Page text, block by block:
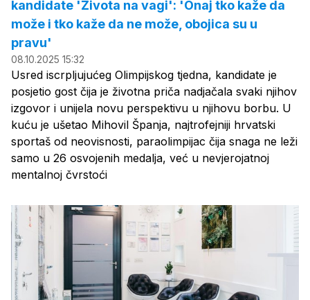
kandidate 'Života na vagi': 'Onaj tko kaže da
može i tko kaže da ne može, obojica su u
pravu'
08.10.2025 15:32
Usred iscrpljujućeg Olimpijskog tjedna, kandidate je
posjetio gost čija je životna priča nadjačala svaki njihov
izgovor i unijela novu perspektivu u njihovu borbu. U
kuću je ušetao Mihovil Španja, najtrofejniji hrvatski
sportaš od neovisnosti, paraolimpijac čija snaga ne leži
samo u 26 osvojenih medalja, već u nevjerojatnoj
mentalnoj čvrstoći